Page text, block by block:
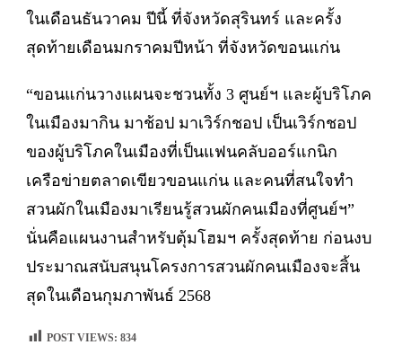
ในเดือนธันวาคม ปีนี้ ที่จังหวัดสุรินทร์ และครั้ง
สุดท้ายเดือนมกราคมปีหน้า ที่จังหวัดขอนแก่น
“ขอนแก่นวางแผนจะชวนทั้ง 3 ศูนย์ฯ และผู้บริโภค
ในเมืองมากิน มาช้อป มาเวิร์กชอป เป็นเวิร์กชอป
ของผู้บริโภคในเมืองที่เป็นแฟนคลับออร์แกนิก
เครือข่ายตลาดเขียวขอนแก่น และคนที่สนใจทำ
สวนผักในเมืองมาเรียนรู้สวนผักคนเมืองที่ศูนย์ฯ”
นั่นคือแผนงานสำหรับตุ้มโฮมฯ ครั้งสุดท้าย ก่อนงบ
ประมาณสนับสนุนโครงการสวนผักคนเมืองจะสิ้น
สุดในเดือนกุมภาพันธ์ 2568
POST VIEWS: 834